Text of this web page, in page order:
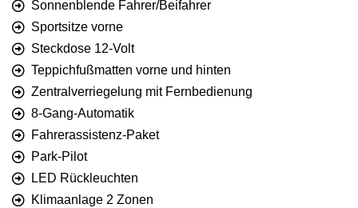
Sonnenblende Fahrer/Beifahrer
Sportsitze vorne
Steckdose 12-Volt
Teppichfußmatten vorne und hinten
Zentralverriegelung mit Fernbedienung
8-Gang-Automatik
Fahrerassistenz-Paket
Park-Pilot
LED Rückleuchten
Klimaanlage 2 Zonen